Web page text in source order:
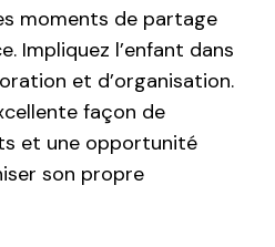
moments de partage
Impliquez l’enfant dans
et d’organisation.
façon de
et une opportunité
son propre